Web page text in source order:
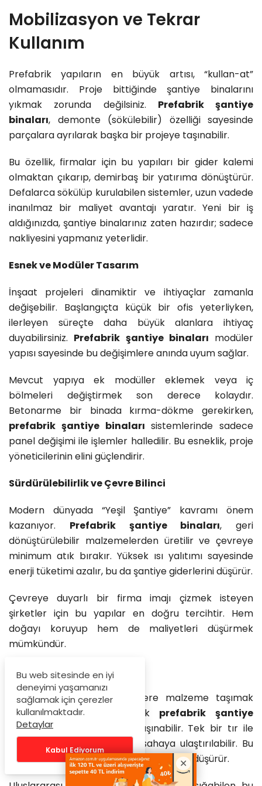
Mobilizasyon ve Tekrar
Kullanım
Prefabrik yapıların en büyük artısı, “kullan-at”
olmamasıdır. Proje bittiğinde şantiye binalarını
yıkmak zorunda değilsiniz. Prefabrik şantiye
binaları, demonte (sökülebilir) özelliği sayesinde
parçalara ayrılarak başka bir projeye taşınabilir.
Bu özellik, firmalar için bu yapıları bir gider kalemi
olmaktan çıkarıp, demirbaş bir yatırıma dönüştürür.
Defalarca sökülüp kurulabilen sistemler, uzun vadede
inanılmaz bir maliyet avantajı yaratır. Yeni bir iş
aldığınızda, şantiye binalarınız zaten hazırdır; sadece
nakliyesini yapmanız yeterlidir.
Esnek ve Modüler Tasarım
İnşaat projeleri dinamiktir ve ihtiyaçlar zamanla
değişebilir. Başlangıçta küçük bir ofis yeterliyken,
ilerleyen süreçte daha büyük alanlara ihtiyaç
duyabilirsiniz. Prefabrik şantiye binaları modüler
yapısı sayesinde bu değişimlere anında uyum sağlar.
Mevcut yapıya ek modüller eklemek veya iç
bölmeleri değiştirmek son derece kolaydır.
Betonarme bir binada kırma-dökme gerekirken,
prefabrik şantiye binaları sistemlerinde sadece
panel değişimi ile işlemler halledilir. Bu esneklik, proje
yöneticilerinin elini güçlendirir.
Sürdürülebilirlik ve Çevre Bilinci
Modern dünyada “Yeşil Şantiye” kavramı önem
kazanıyor. Prefabrik şantiye binaları, geri
dönüştürülebilir malzemelerden üretilir ve çevreye
minimum atık bırakır. Yüksek ısı yalıtımı sayesinde
enerji tüketimi azalır, bu da şantiye giderlerini düşürür.
Çevreye duyarlı bir firma imajı çizmek isteyen
şirketler için bu yapılar en doğru tercihtir. Hem
doğayı koruyup hem de maliyetleri düşürmek
mümkündür.
Lojistik Kolaylığı
Ulaşımın zor olduğu bölgelere malzeme taşımak
büyük bir sorundur. Ancak prefabrik şantiye
binaları, paketli sistemle taşınabilir. Tek bir tır ile
yüzlerce metrekarelik alan sahaya ulaştırılabilir. Bu
durum nakliye maliyetlerini ciddi oranda düşürür.
Bu web sitesinde en iyi
deneyimi yaşamanızı
sağlamak için çerezler
kullanılmaktadır.
Detaylar
Kabul Ediyorum